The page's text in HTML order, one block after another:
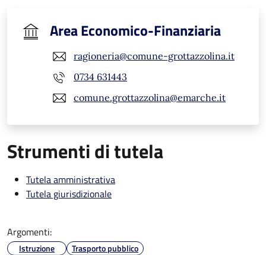
Area Economico-Finanziaria
ragioneria@comune-grottazzolina.it
0734 631443
comune.grottazzolina@emarche.it
Strumenti di tutela
Tutela amministrativa
Tutela giurisdizionale
Argomenti:
Istruzione Trasporto pubblico